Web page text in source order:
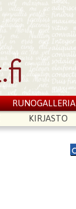
RUNOGALLERIA
KIRJASTO